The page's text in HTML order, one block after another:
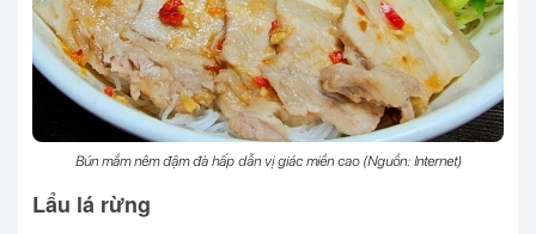
Bún mắm nêm đậm đà hấp dẫn vị giác miền cao (Nguồn: Internet)
Lẩu lá rừng